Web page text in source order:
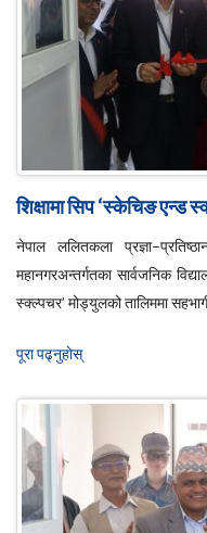
शिक्षामा सिप ‘स्केचिङ एन्ड
नेपाल ललितकला
महानगरअन्तर्गतका सार्वजनिक
स्क्ल्पचर’ मोड्युलको तालिममा सहभागी
पूरा पढ्नुहाेस्